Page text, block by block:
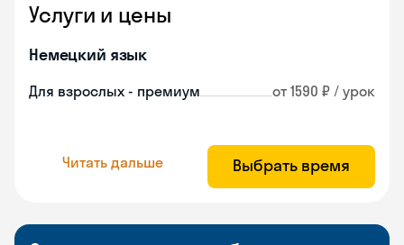
Услуги и цены
Немецкий язык
Для взрослых - премиум от 1590 ₽ / урок
Читать дальше Выбрать время